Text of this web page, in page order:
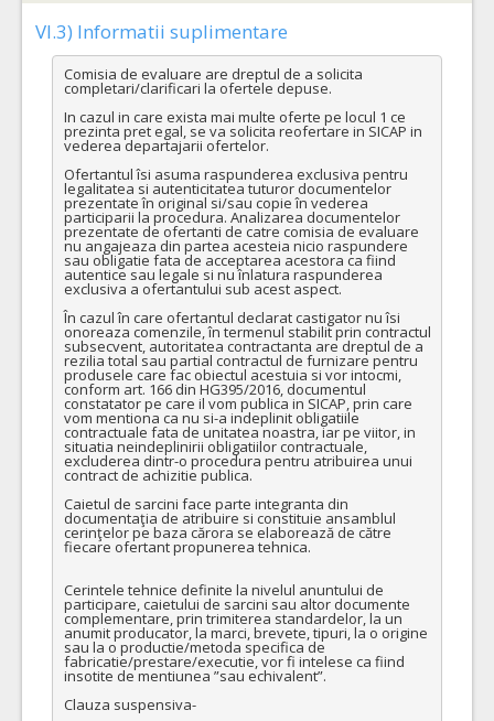
VI.3) Informatii suplimentare
Comisia de evaluare are dreptul de a solicita
completari/clarificari la ofertele depuse.
In cazul in care exista mai multe oferte pe locul 1 ce
prezinta pret egal, se va solicita reofertare in SICAP in
vederea departajarii ofertelor.
Ofertantul îsi asuma raspunderea exclusiva pentru
legalitatea si autenticitatea tuturor documentelor
prezentate în original si/sau copie în vederea
participarii la procedura. Analizarea documentelor
prezentate de ofertanti de catre comisia de evaluare
nu angajeaza din partea acesteia nicio raspundere
sau obligatie fata de acceptarea acestora ca fiind
autentice sau legale si nu înlatura raspunderea
exclusiva a ofertantului sub acest aspect.
În cazul în care ofertantul declarat castigator nu îsi
onoreaza comenzile, în termenul stabilit prin contractul
subsecvent, autoritatea contractanta are dreptul de a
rezilia total sau partial contractul de furnizare pentru
produsele care fac obiectul acestuia si vor intocmi,
conform art. 166 din HG395/2016, documentul
constatator pe care il vom publica in SICAP, prin care
vom mentiona ca nu si-a indeplinit obligatiile
contractuale fata de unitatea noastra, iar pe viitor, in
situatia neindeplinirii obligatiilor contractuale,
excluderea dintr-o procedura pentru atribuirea unui
contract de achizitie publica.
Caietul de sarcini face parte integranta din
documentaţia de atribuire si constituie ansamblul
cerinţelor pe baza cărora se elaborează de către
fiecare ofertant propunerea tehnica.
Cerintele tehnice definite la nivelul anuntului de
participare, caietului de sarcini sau altor documente
complementare, prin trimiterea standardelor, la un
anumit producator, la marci, brevete, tipuri, la o origine
sau la o productie/metoda specifica de
fabricatie/prestare/executie, vor fi intelese ca fiind
insotite de mentiunea ”sau echivalent”.
Clauza suspensiva-